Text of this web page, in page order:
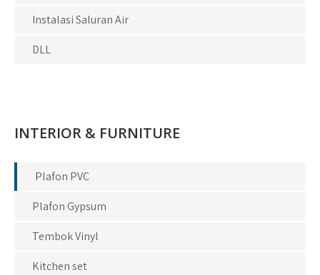
Instalasi Saluran Air
DLL
INTERIOR & FURNITURE
Plafon PVC
Plafon Gypsum
Tembok Vinyl
Kitchen set